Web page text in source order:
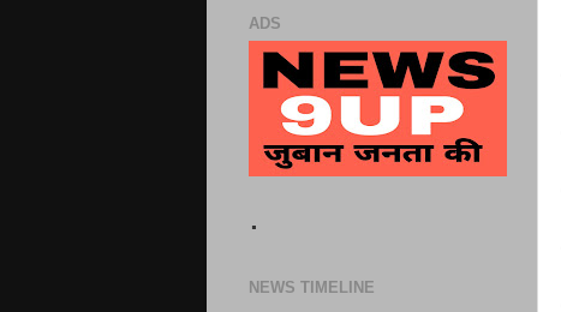
ADS
.
NEWS TIMELINE